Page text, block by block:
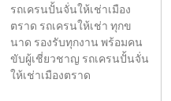
รถเครนปั้นจั่นให้เช่าเมือง
ตราด รถเครนให้เช่า ทุกข
นาด รองรับทุกงาน พร้อมคน
ขับผู้เชี่ยวชาญ รถเครนปั้นจั่น
ให้เช่าเมืองตราด